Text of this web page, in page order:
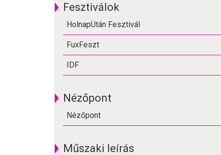
Fesztiválok
HolnapUtán Fesztivál
FuxFeszt
IDF
Nézőpont
Nézőpont
Műszaki leírás